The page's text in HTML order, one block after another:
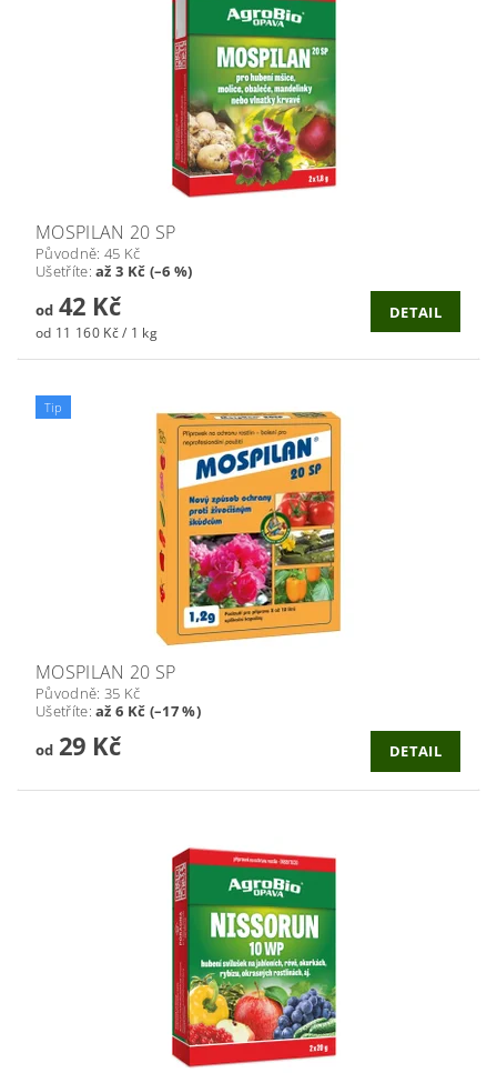
MOSPILAN 20 SP
Původně: 45 Kč
Ušetříte:až 3 Kč (–6 %)
od42 Kč
od 11 160 Kč / 1 kg
DETAIL
Tip
MOSPILAN 20 SP
Původně: 35 Kč
Ušetříte:až 6 Kč (–17 %)
od29 Kč DETAIL